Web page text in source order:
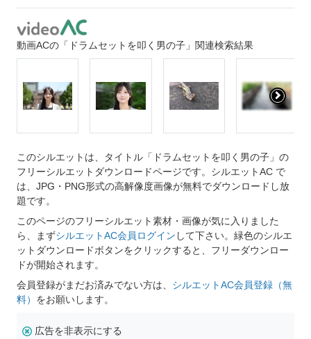
動画ACの「ドラムセットを叩く男の子」関連検索結果
このシルエットは、タイトル「ドラムセットを叩く男の子」の
フリーシルエットダウンロードページです。シルエットAC で
は、JPG・PNG形式の高解像度画像が無料でダウンロードし放
題です。
このページのフリーシルエット素材・画像が気に入りました
ら、まずシルエットAC会員ログイン して下さい。緑色のシルエ
ットダウンロードボタンをクリックすると、フリーダウンロー
ドが開始されます。
会員登録がまだお済みでない方は、 シルエットAC会員登録（無
料） をお願いします。
広告を非表示にする